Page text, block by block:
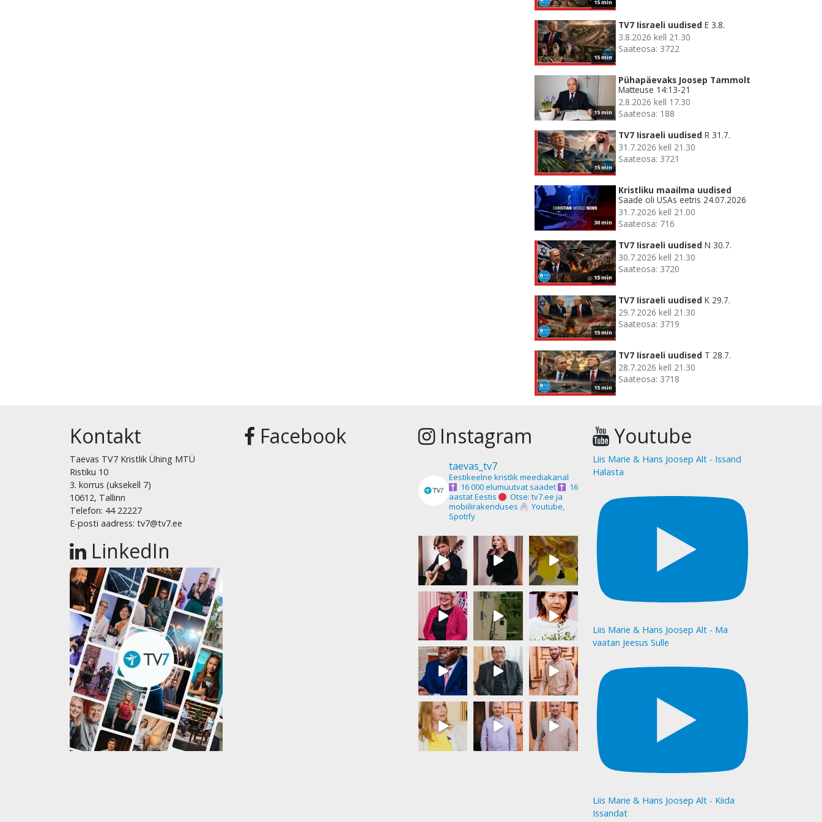
15 min
15 min
TV7 Iisraeli uudised E 3.8.
3.8.2026 kell 21.30
Saateosa: 3722
15 min
Pühapäevaks Joosep Tammolt
Matteuse 14:13-21
2.8.2026 kell 17.30
Saateosa: 188
15 min
TV7 Iisraeli uudised R 31.7.
31.7.2026 kell 21.30
Saateosa: 3721
30 min
Kristliku maailma uudised
Saade oli USAs eetris 24.07.2026
31.7.2026 kell 21.00
Saateosa: 716
15 min
TV7 Iisraeli uudised N 30.7.
30.7.2026 kell 21.30
Saateosa: 3720
15 min
TV7 Iisraeli uudised K 29.7.
29.7.2026 kell 21.30
Saateosa: 3719
15 min
TV7 Iisraeli uudised T 28.7.
28.7.2026 kell 21.30
Saateosa: 3718
Kontakt
Taevas TV7 Kristlik Ühing MTÜ
Ristiku 10
3. korrus (uksekell 7)
10612, Tallinn
Telefon: 44 22227
E-posti aadress: tv7@tv7.ee
LinkedIn
Facebook Instagram
taevas_tv7
Eestikeelne kristlik meediakanal
16 000 elumuutvat saadet
16
aastat Eestis
Otse: tv7.ee ja
mobiilirakenduses
Youtube,
Spotify
Youtube
Liis Marie & Hans Joosep Alt - Issand
Halasta
Liis Marie & Hans Joosep Alt - Ma
vaatan Jeesus Sulle
Liis Marie & Hans Joosep Alt - Kiida
Issandat